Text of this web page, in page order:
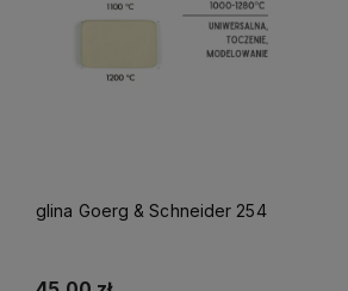
glina Goerg & Schneider 254